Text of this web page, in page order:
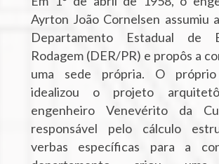
Ayrton João Cornelsen assumiu
Departamento Estadual de
Rodagem (DER/PR) e propôs a
uma sede própria. O próprio
idealizou o projeto
engenheiro Venevérito da
responsável pelo cálculo
verbas específicas para a